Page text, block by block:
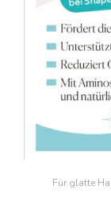
Für glatte